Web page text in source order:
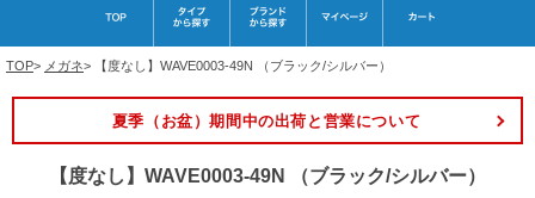
TOP> メガネ> 【度なし】WAVE0003-49N （ブラック/シルバー）
夏季（お盆）期間中の出荷と営業について
【度なし】WAVE0003-49N （ブラック/シルバー）